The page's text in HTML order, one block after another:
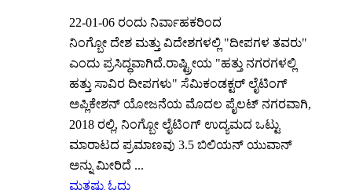
22-01-06 ರಂದು ನಿರ್ವಾಹಕರಿಂದ
ನಿಂಗ್ಬೋ ದೇಶ ಮತ್ತು ವಿದೇಶಗಳಲ್ಲಿ "ದೀಪಗಳ ತವರು"
ಎಂದು ಪ್ರಸಿದ್ಧವಾಗಿದೆ.ರಾಷ್ಟ್ರೀಯ "ಹತ್ತು ನಗರಗಳಲ್ಲಿ
ಹತ್ತು ಸಾವಿರ ದೀಪಗಳು" ಸೆಮಿಕಂಡಕ್ಟರ್ ಲೈಟಿಂಗ್
ಅಪ್ಲಿಕೇಶನ್ ಯೋಜನೆಯ ಮೊದಲ ಪೈಲಟ್ ನಗರವಾಗಿ,
2018 ರಲ್ಲಿ, ನಿಂಗ್ಬೋ ಲೈಟಿಂಗ್ ಉದ್ಯಮದ ಒಟ್ಟು
ಮಾರಾಟದ ಪ್ರಮಾಣವು 3.5 ಬಿಲಿಯನ್ ಯುವಾನ್
ಅನ್ನು ಮೀರಿದೆ ...
ಮತ್ತಷ್ಟು ಓದು